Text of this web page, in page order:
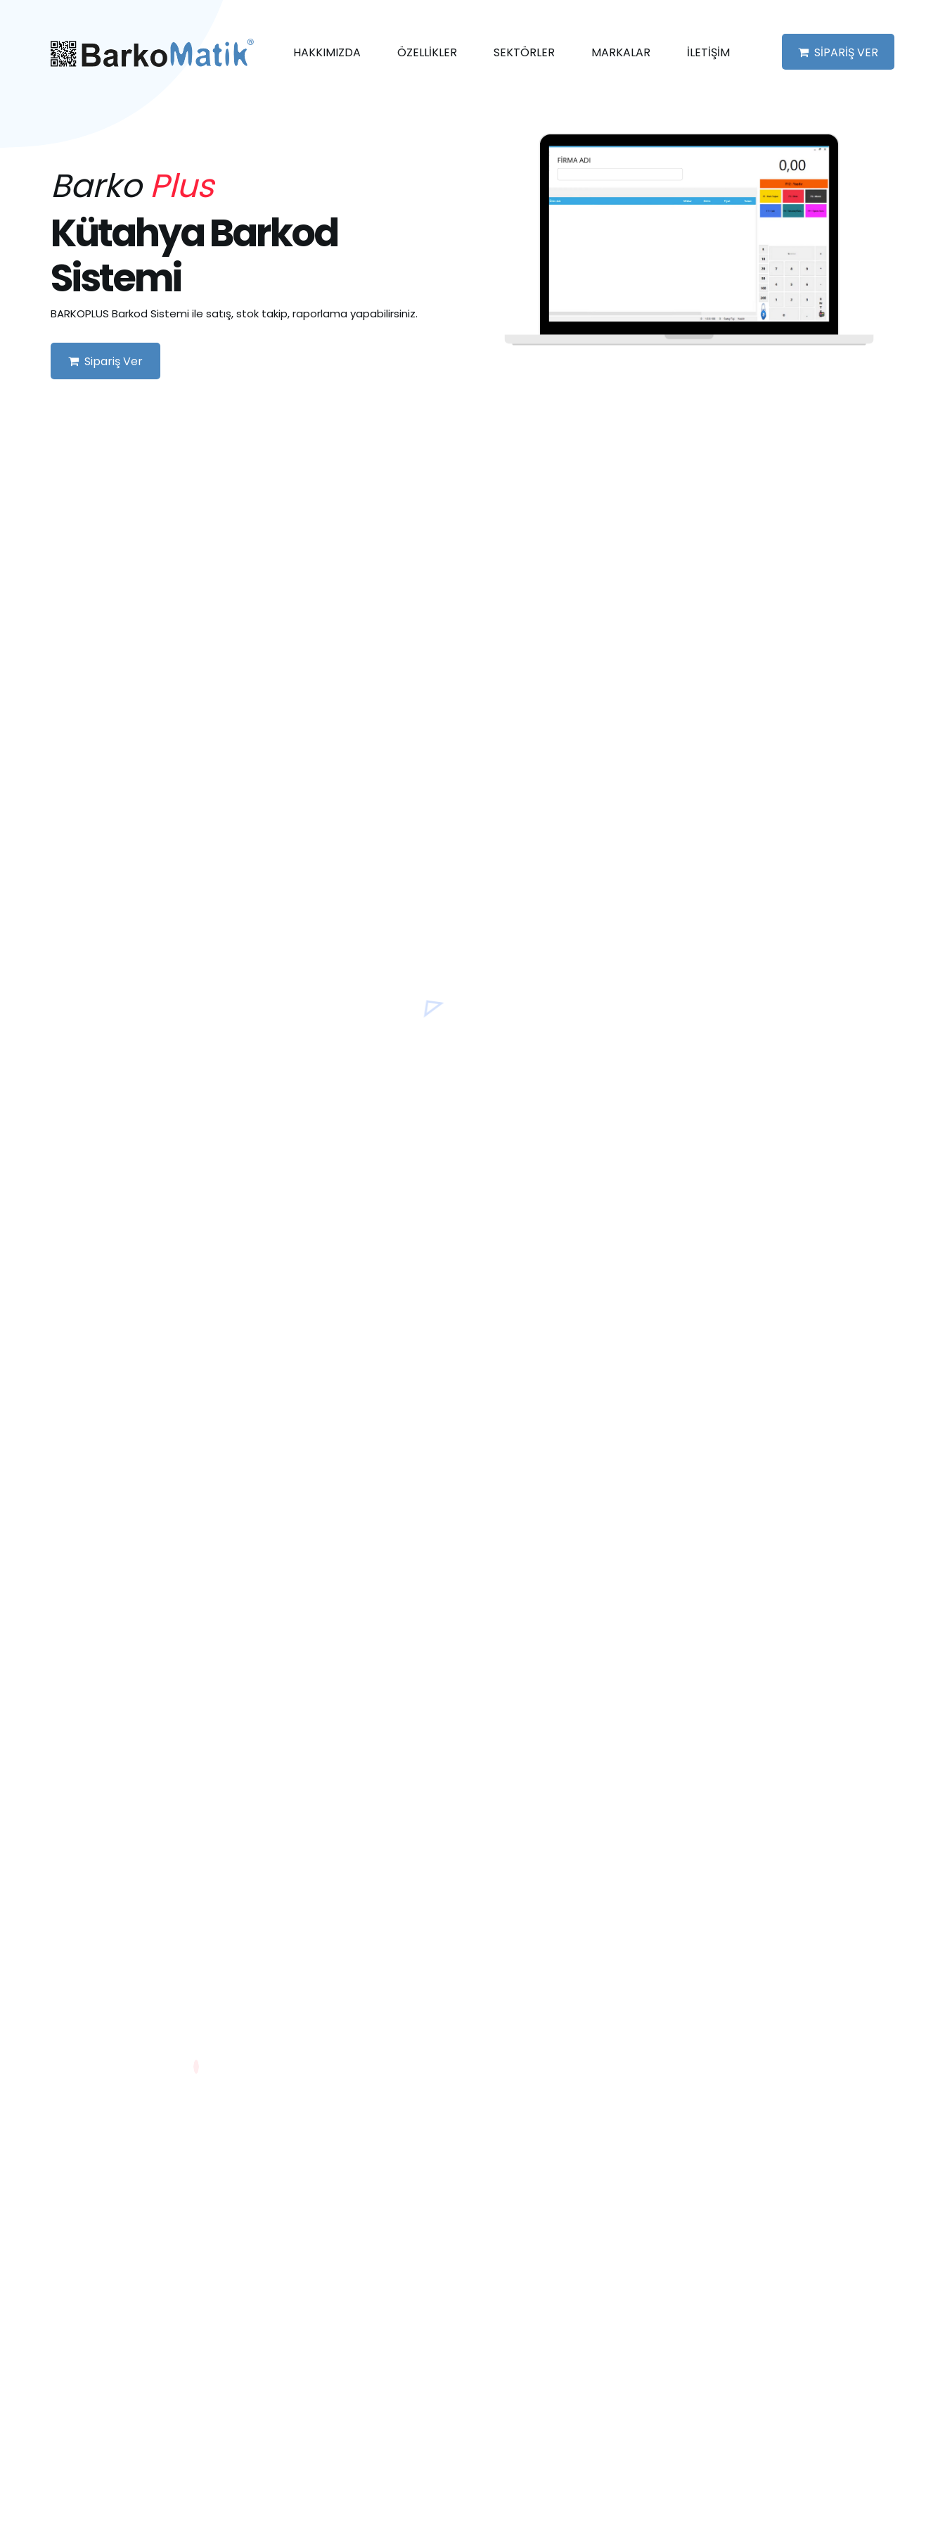
HAKKIMIZDA ÖZELLİKLER SEKTÖRLER MARKALAR İLETİŞİM SİPARİŞ VER
BarkoPlus
Kütahya Barkod
Sistemi
BARKOPLUS Barkod Sistemi ile satış, stok takip, raporlama yapabilirsiniz.
Sipariş Ver